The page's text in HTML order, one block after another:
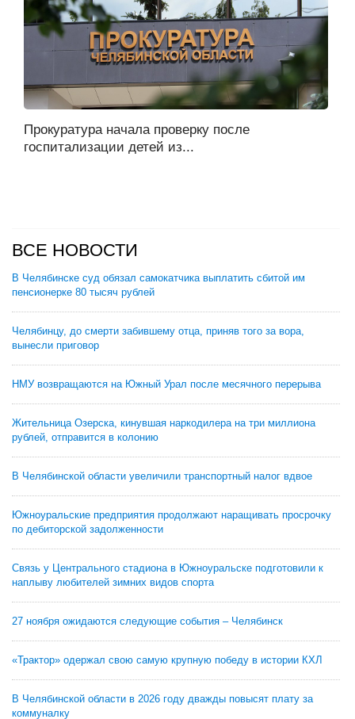
Прокуратура начала проверку после
госпитализации детей из...
ВСЕ НОВОСТИ
В Челябинске суд обязал самокатчика выплатить сбитой им
пенсионерке 80 тысяч рублей
Челябинцу, до смерти забившему отца, приняв того за вора,
вынесли приговор
НМУ возвращаются на Южный Урал после месячного перерыва
Жительница Озерска, кинувшая наркодилера на три миллиона
рублей, отправится в колонию
В Челябинской области увеличили транспортный налог вдвое
Южноуральские предприятия продолжают наращивать просрочку
по дебиторской задолженности
Связь у Центрального стадиона в Южноуральске подготовили к
наплыву любителей зимних видов спорта
27 ноября ожидаются следующие события – Челябинск
«Трактор» одержал свою самую крупную победу в истории КХЛ
В Челябинской области в 2026 году дважды повысят плату за
коммуналку